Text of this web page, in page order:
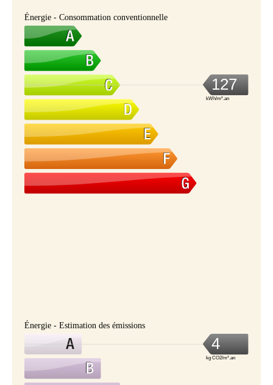
Énergie - Consommation conventionnelle
127
kWh/m².an
Énergie - Estimation des émissions
4
kg CO2/m².an